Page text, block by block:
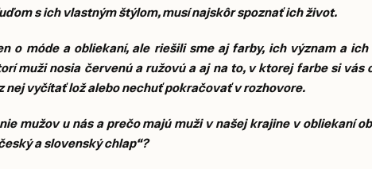
s ich vlastným štýlom, musí najskôr spoznať ich život.
o móde a obliekaní, ale riešili sme aj farby, ich význam a
muži nosia červenú a ružovú a aj na to, v ktorej farbe si vás
nej vyčítať lož alebo nechuť pokračovať v rozhovore.
mužov u nás a prečo majú muži v našej krajine v obliekaní
a slovenský chlap“?